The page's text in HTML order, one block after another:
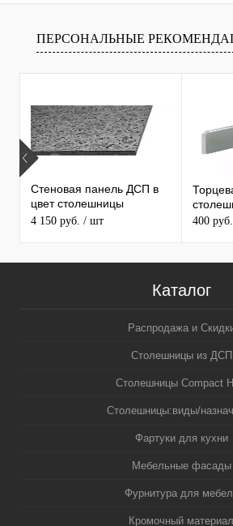
ПЕРСОНАЛЬНЫЕ
ПРОДАВАЕМЫЕ
Стеновая панель ДСП в
цвет столешницы
MAERSS
4 150 руб. / шт 400 руб.
Каталог
Распродажа и
Столешницы из ДСП
Столешницы Compact
Столешницы:виды/
Фартуки для кухни
Мебельные фасады
Фурнитура для
Кромочный материал